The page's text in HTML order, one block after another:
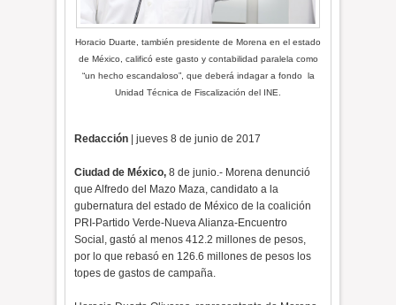
Horacio Duarte, también presidente de Morena en el estado
de México, calificó este gasto y contabilidad paralela como
“un hecho escandaloso”, que deberá indagar a fondo la
Unidad Técnica de Fiscalización del INE.
Redacción | jueves 8 de junio de 2017
Ciudad de México, 8 de junio.- Morena denunció
que Alfredo del Mazo Maza, candidato a la
gubernatura del estado de México de la coalición
PRI-Partido Verde-Nueva Alianza-Encuentro
Social, gastó al menos 412.2 millones de pesos,
por lo que rebasó en 126.6 millones de pesos los
topes de gastos de campaña.